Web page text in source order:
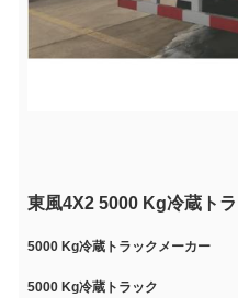
東風4X2 5000 Kg冷蔵ト
5000 Kg冷蔵トラックメーカー
5000 Kg冷蔵トラック